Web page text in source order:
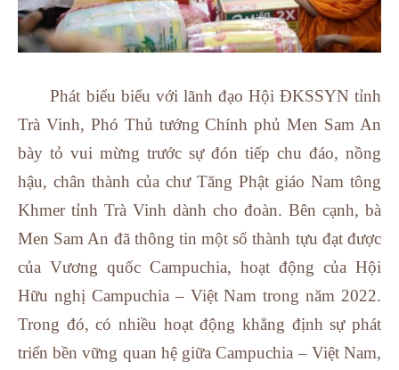
Phát biểu biểu với lãnh đạo Hội ĐKSSYN tỉnh
Trà Vinh, Phó Thủ tướng Chính phủ Men Sam An
bày tỏ vui mừng trước sự đón tiếp chu đáo, nồng
hậu, chân thành của chư Tăng Phật giáo Nam tông
Khmer tỉnh Trà Vinh dành cho đoàn. Bên cạnh, bà
Men Sam An đã thông tin một số thành tựu đạt được
của Vương quốc Campuchia, hoạt động của Hội
Hữu nghị Campuchia – Việt Nam trong năm 2022.
Trong đó, có nhiều hoạt động khẳng định sự phát
triển bền vững quan hệ giữa Campuchia – Việt Nam,